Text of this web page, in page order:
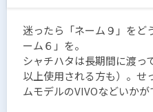
迷ったら「ネーム９」をど
ーム６」を。
シャチハタは長期間に渡っ
以上使用される方も）。せ
ムモデルのVIVOなどいかが